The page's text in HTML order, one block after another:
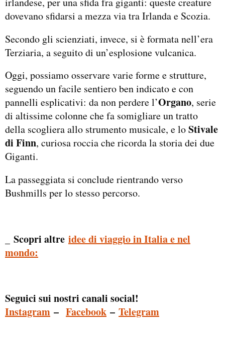
dovevano sfidarsi a mezza via tra Irlanda e Scozia.
Secondo gli scienziati, invece, si è formata nell’era
Terziaria, a seguito di un’esplosione vulcanica.
Oggi, possiamo osservare varie forme e strutture,
seguendo un facile sentiero ben indicato e con
pannelli esplicativi: da non perdere l’Organo, serie
di altissime colonne che fa somigliare un tratto
della scogliera allo strumento musicale, e loStivale
di Finn, curiosa roccia che ricorda la storia dei due
Giganti.
La passeggiata si conclude rientrando verso
Bushmills per lo stesso percorso.
_ Scopri altre idee di viaggio in Italia e nel
mondo:
Seguici sui nostri canali social!
Instagram – Facebook – Telegram